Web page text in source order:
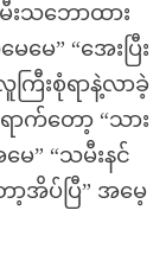
းသဘောထား
ေ” “အေးပြီး
ကြီးစုံရာနဲ့လာခဲ့
က်တော့ “သား
မေ” “သမီးနင်
ော့အိပ်ပြီ” အမေ့